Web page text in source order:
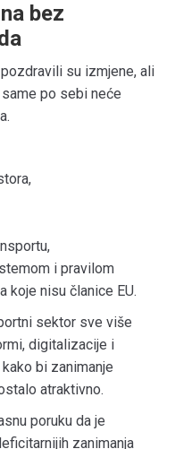
bez
su izmjene, ali
po sebi neće
i pravilom
koje nisu članice EU.
sektor sve više
digitalizacije i
bi zanimanje
atraktivno.
poruku da je
zanimanja